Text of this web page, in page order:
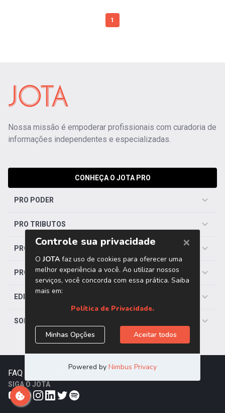
1
Nossa missão é empoderar profissionais com curadoria de
informações independentes e especializadas.
CONHEÇA O JOTA PRO
PRO PODER
PRO TRIBUTOS
PRO TRABALHISTA
PRO SAÚDE
EDITORIAS
SOBRE O JOTA
FAQ Trabalhe Conosco
SIGA O JOTA